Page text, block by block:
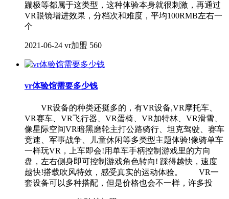
蹦极等都属于这类型，这种体验本身就很刺激，再通过
VR眼镜增进效果，分档次和难度，平均100RMB左右一
个
2021-06-24 vr加盟 560
vr体验馆需要多少钱
VR设备的种类还挺多的，有VR设备,VR摩托车、
VR赛车、VR飞行器、VR蛋椅、VR加特林、VR滑雪、
像星际空间VR暗黑磨轮主打公路骑行、坦克驾驶、赛车
竞速、军事战争、儿童休闲等多类型主题体验!像骑单车
一样玩VR，上车即会!用单车手柄控制游戏里的方向
盘，左右侧身即可控制游戏角色转向! 踩得越快，速度
越快!搭载吹风特效，感受真实的运动体验。 VR一
套设备可以多种搭配，但是价格也会不一样，许多投